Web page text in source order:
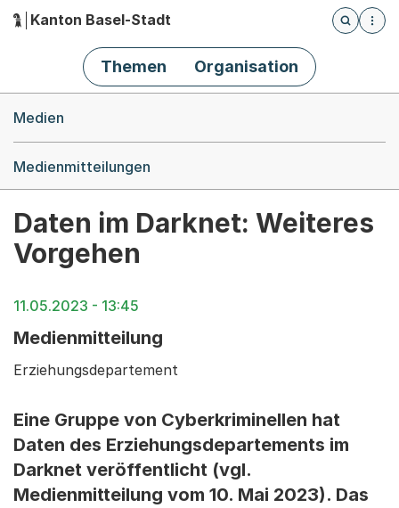
Hauptnavigation
Kanton Basel-Stadt
Öffnet
Themen Organisation
Medien
Medienmitteilungen
Daten im Darknet: Weiteres
Vorgehen
11.05.2023 - 13:45
Medienmitteilung
Erziehungsdepartement
Eine Gruppe von Cyberkriminellen hat
Daten des Erziehungsdepartements im
Darknet veröffentlicht (vgl.
Medienmitteilung vom 10. Mai 2023). Das